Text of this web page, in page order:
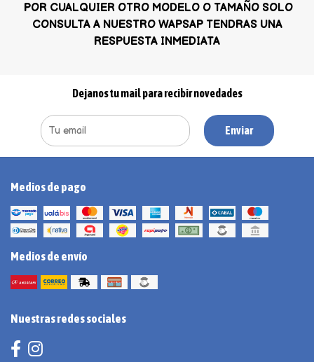
POR CUALQUIER OTRO MODELO O TAMAÑO SOLO
CONSULTA A NUESTRO WAPSAP TENDRAS UNA
RESPUESTA INMEDIATA
Dejanos tu mail para recibir novedades
Enviar
Medios de pago
Medios de envío
Nuestras redes sociales